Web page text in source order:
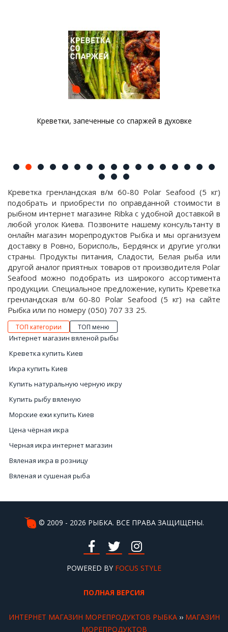
Креветки, запеченные со спаржей в духовке
Креветка гренландская в/м 60-80 Polar Seafood (5 кг)
подобрать и приобрести по оправданной стоимости в
рыбном интернет магазине Ribka с удобной доставкой в
любой уголок Киева. Позвоните нашему консультанту в
онлайн магазин морепродуктов Рыбка и мы организуем
доставку в Ровно, Борисполь, Бердянск и другие уголки
страны. Продукты питания, Сладости, Белая рыба или
другой аналог приятных товаров от производителя Polar
Seafood можно подобрать из широкого ассортимента
продукции. Специальное предложение, купить Креветка
гренландская в/м 60-80 Polar Seafood (5 кг) на сайте
Рыбка или по номеру (050) 707 33 25.
ТОП категории ТОП меню
Интернет магазин вяленой рыбы
Креветка купить Киев
Икра купить Киев
Купить натуральную черную икру
Купить рыбу вяленую
Морские ежи купить Киев
Цена чёрная икра
Черная икра интернет магазин
Вяленая икра в розницу
Вяленая и сушеная рыба
Доставка рыбы Киев
Икра купить в Киеве
Цена черной икры Киев
Заказать красную икру
Цена черной икры в Украине
© 2009 - 2026 РЫБКА. ВСЕ ПРАВА ЗАЩИЩЕНЫ.
POWERED BY FOCUS STYLE
ПОЛНАЯ ВЕРСИЯ
ИНТЕРНЕТ МАГАЗИН МОРЕПРОДУКТОВ РЫБКА›› МАГАЗИН
МОРЕПРОДУКТОВ